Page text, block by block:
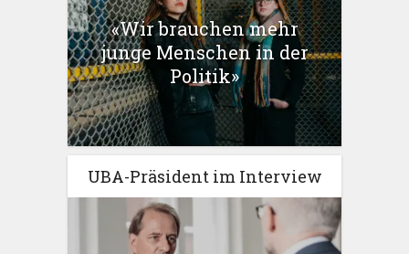
«Wir brauchen mehr
junge Menschen in der
Politik»
UBA-Präsident im Interview